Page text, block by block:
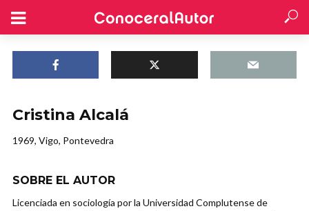
Cristina Alcalá
1969, Vigo, Pontevedra
SOBRE EL AUTOR
Licenciada en sociología por la Universidad Complutense de